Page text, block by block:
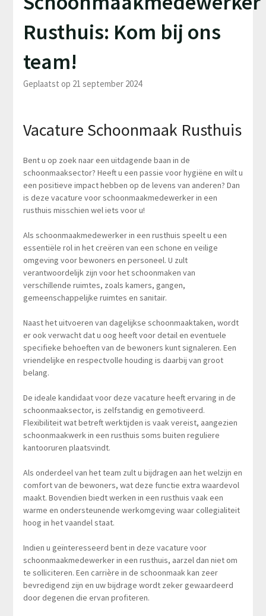
Rusthuis: Kom bij ons
team!
Geplaatst op 21 september 2024
Vacature Schoonmaak Rusthuis
Bent u op zoek naar een uitdagende baan in de
schoonmaaksector? Heeft u een passie voor hygiëne en wilt u
een positieve impact hebben op de levens van anderen? Dan
is deze vacature voor schoonmaakmedewerker in een
rusthuis misschien wel iets voor u!
Als schoonmaakmedewerker in een rusthuis speelt u een
essentiële rol in het creëren van een schone en veilige
omgeving voor bewoners en personeel. U zult
verantwoordelijk zijn voor het schoonmaken van
verschillende ruimtes, zoals kamers, gangen,
gemeenschappelijke ruimtes en sanitair.
Naast het uitvoeren van dagelijkse schoonmaaktaken, wordt
er ook verwacht dat u oog heeft voor detail en eventuele
specifieke behoeften van de bewoners kunt signaleren. Een
vriendelijke en respectvolle houding is daarbij van groot
belang.
De ideale kandidaat voor deze vacature heeft ervaring in de
schoonmaaksector, is zelfstandig en gemotiveerd.
Flexibiliteit wat betreft werktijden is vaak vereist, aangezien
schoonmaakwerk in een rusthuis soms buiten reguliere
kantooruren plaatsvindt.
Als onderdeel van het team zult u bijdragen aan het welzijn en
comfort van de bewoners, wat deze functie extra waardevol
maakt. Bovendien biedt werken in een rusthuis vaak een
warme en ondersteunende werkomgeving waar collegialiteit
hoog in het vaandel staat.
Indien u geïnteresseerd bent in deze vacature voor
schoonmaakmedewerker in een rusthuis, aarzel dan niet om
te solliciteren. Een carrière in de schoonmaak kan zeer
bevredigend zijn en uw bijdrage wordt zeker gewaardeerd
door degenen die ervan profiteren.